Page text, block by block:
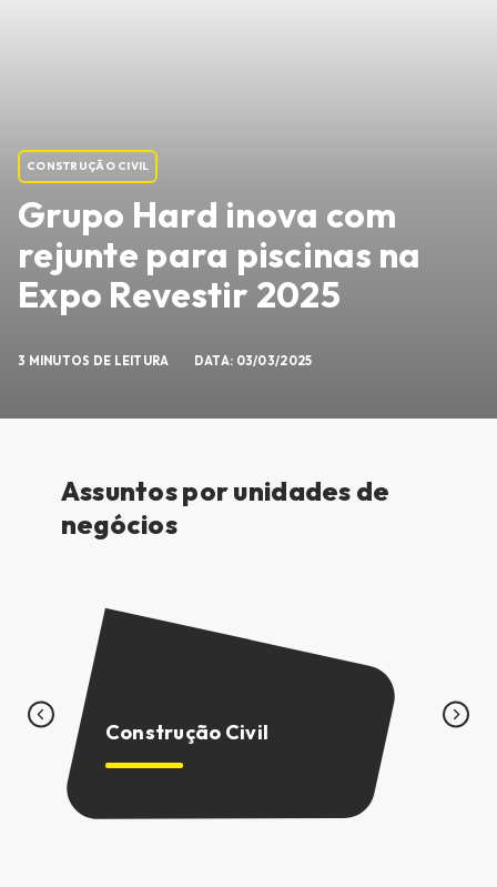
CONSTRUÇÃO CIVIL
Grupo Hard inova com
rejunte para piscinas na
Expo Revestir 2025
3 MINUTOS DE LEITURA DATA: 03/03/2025
Assuntos por unidades de
negócios
Construção Civil